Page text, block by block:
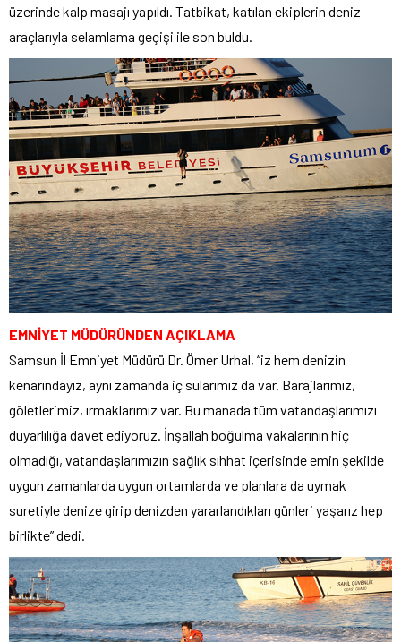
üzerinde kalp masajı yapıldı. Tatbikat, katılan ekiplerin deniz
araçlarıyla selamlama geçişi ile son buldu.
EMNİYET MÜDÜRÜNDEN AÇIKLAMA
Samsun İl Emniyet Müdürü Dr. Ömer Urhal, “iz hem denizin
kenarındayız, aynı zamanda iç sularımız da var. Barajlarımız,
göletlerimiz, ırmaklarımız var. Bu manada tüm vatandaşlarımızı
duyarlılığa davet ediyoruz. İnşallah boğulma vakalarının hiç
olmadığı, vatandaşlarımızın sağlık sıhhat içerisinde emin şekilde
uygun zamanlarda uygun ortamlarda ve planlara da uymak
suretiyle denize girip denizden yararlandıkları günleri yaşarız hep
birlikte” dedi.